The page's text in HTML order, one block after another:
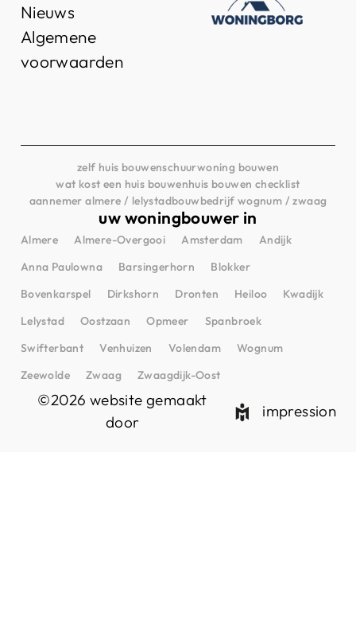
Nieuws
Algemene
voorwaarden
zelf huis bouwenschuurwoning bouwen
wat kost een huis bouwenhuis bouwen checklist
aannemer almere / lelystadbouwbedrijf wognum / zwaag
uw woningbouwer in
Almere Almere-Overgooi Amsterdam
Andijk
Anna Paulowna
Barsingerhorn
Blokker
Bovenkarspel
Dirkshorn Dronten Heiloo
Kwadijk
Lelystad
Oostzaan Opmeer
Spanbroek
Swifterbant
Venhuizen Volendam
Wognum
Zeewolde
Zwaag Zwaagdijk-Oost
©2026 website gemaakt
door
impression